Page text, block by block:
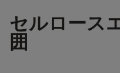
セルロース
囲